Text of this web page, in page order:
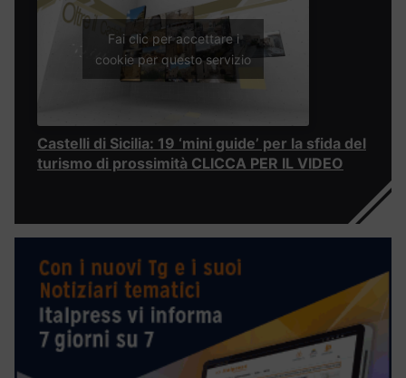
Fai clic per accettare i
cookie per questo servizio
Castelli di Sicilia: 19 ‘mini guide’ per la sfida del
turismo di prossimità CLICCA PER IL VIDEO